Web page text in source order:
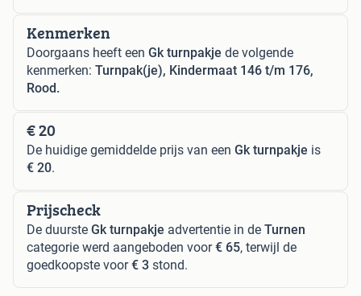
Kenmerken
Doorgaans heeft een Gk turnpakje de volgende
kenmerken: Turnpak(je), Kindermaat 146 t/m 176,
Rood.
€ 20
De huidige gemiddelde prijs van een Gk turnpakje is
€ 20.
Prijscheck
De duurste Gk turnpakje advertentie in de Turnen
categorie werd aangeboden voor€ 65, terwijl de
goedkoopste voor€ 3 stond.